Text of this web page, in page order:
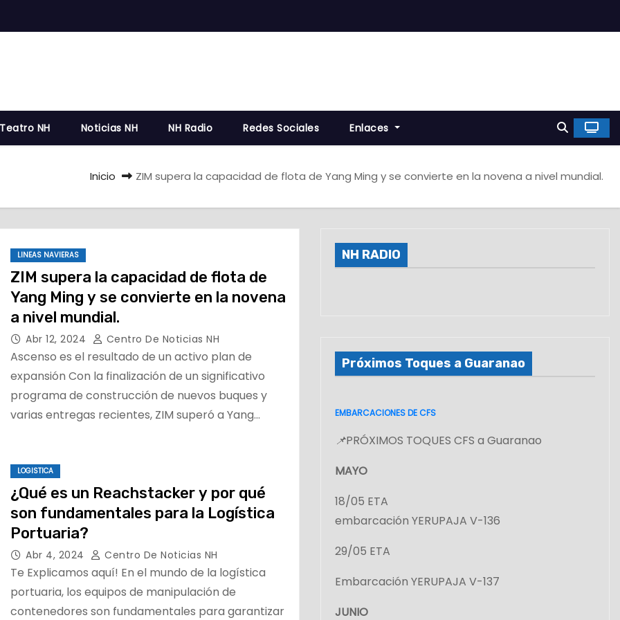
NH Noticias NH NH Radio Redes Sociales Enlaces
Inicio ZIM supera la capacidad de flota de Yang Ming y se convierte en la novena a nivel mundial.
LINEAS NAVIERAS
ZIM supera la capacidad de flota de
Yang Ming y se convierte en la novena
a nivel mundial.
Abr 12, 2024 Centro De Noticias NH
Ascenso es el resultado de un activo plan de
expansión Con la finalización de un significativo
programa de construcción de nuevos buques y
varias entregas recientes, ZIM superó a Yang…
LOGISTICA
¿Qué es un Reachstacker y por qué
son fundamentales para la Logística
Portuaria?
Abr 4, 2024 Centro De Noticias NH
Te Explicamos aquí! En el mundo de la logística
portuaria, los equipos de manipulación de
contenedores son fundamentales para garantizar
NH RADIO
Próximos Toques a Guaranao
EMBARCACIONES DE CFS
📌PRÓXIMOS TOQUES CFS a Guaranao
MAYO
18/05 ETA
embarcación YERUPAJA V-136
29/05 ETA
Embarcación YERUPAJA V-137
JUNIO